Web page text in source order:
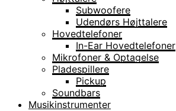
Subwoofere
Udendørs Højttalere
Hovedtelefoner
In-Ear Hovedtelefoner
Mikrofoner & Optagelse
Pladespillere
Pickup
Soundbars
Musikinstrumenter